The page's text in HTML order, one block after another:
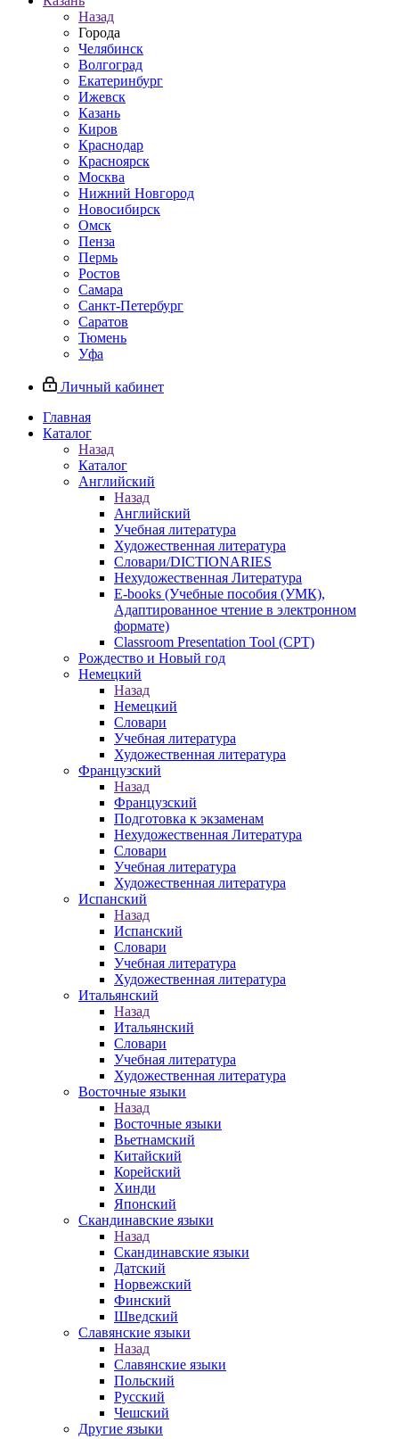
Назад
Города
Челябинск
Волгоград
Екатеринбург
Ижевск
Казань
Киров
Краснодар
Красноярск
Москва
Нижний Новгород
Новосибирск
Омск
Пенза
Пермь
Ростов
Самара
Санкт-Петербург
Саратов
Тюмень
Уфа
Личный кабинет
Главная
Каталог
Назад
Каталог
Английский
Назад
Английский
Учебная литература
Художественная литература
Словари/DICTIONARIES
Нехудожественная Литература
E-books (Учебные пособия (УМК),
Адаптированное чтение в электронном
формате)
Classroom Presentation Tool (CPT)
Рождество и Новый год
Немецкий
Назад
Немецкий
Словари
Учебная литература
Художественная литература
Французский
Назад
Французский
Подготовка к экзаменам
Нехудожественная Литература
Словари
Учебная литература
Художественная литература
Испанский
Назад
Испанский
Словари
Учебная литература
Художественная литература
Итальянский
Назад
Итальянский
Словари
Учебная литература
Художественная литература
Восточные языки
Назад
Восточные языки
Вьетнамский
Китайский
Корейский
Хинди
Японский
Скандинавские языки
Назад
Скандинавские языки
Датский
Норвежский
Финский
Шведский
Славянские языки
Назад
Славянские языки
Польский
Русский
Чешский
Другие языки